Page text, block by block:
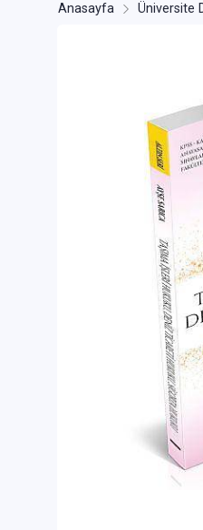
Anasayfa Üniversite